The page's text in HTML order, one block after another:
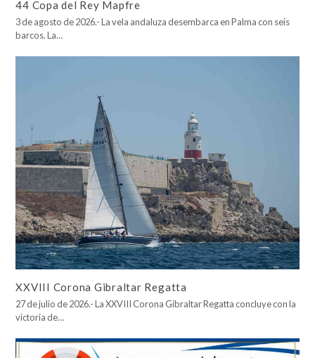
44 Copa del Rey Mapfre
3 de agosto de 2026.- La vela andaluza desembarca en Palma con seis
barcos. La…
XXVIII Corona Gibraltar Regatta
27 de julio de 2026.- La XXVIII Corona Gibraltar Regatta concluye con la
victoria de…